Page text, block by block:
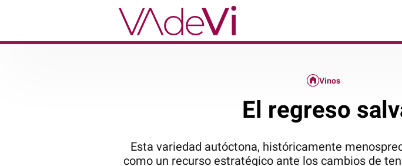
Vinos
El regreso
Esta variedad autóctona, históricamente
como un recurso estratégico ante los cambios de